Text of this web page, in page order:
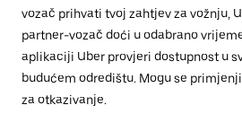
vozač prihvati tvoj zahtjev za vožnju,
partner-vozač doći u odabrano
aplikaciji Uber provjeri dostupnost u
budućem odredištu. Mogu se
za otkazivanje.